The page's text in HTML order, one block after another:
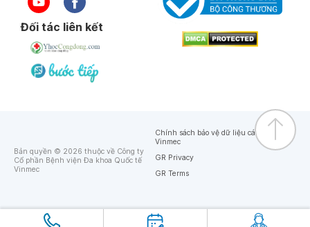
Đối tác liên kết
Bản quyền © 2026 thuộc về Công ty
Cổ phần Bệnh viện Đa khoa Quốc tế
Vinmec
Chính sách bảo vệ dữ liệu cá nhân của
Vinmec
GR Privacy
GR Terms